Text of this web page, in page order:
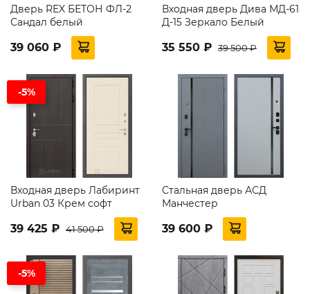
Дверь REX БЕТОН ФЛ-2
Сандал белый
39 060 ₽
Входная дверь Дива МД-61
Д-15 Зеркало Белый
35 550 ₽ 39 500 ₽
-5%
Входная дверь Лабиринт
Urban 03 Крем софт
39 425 ₽ 41 500 ₽
Стальная дверь АСД
Манчестер
39 600 ₽
-5%